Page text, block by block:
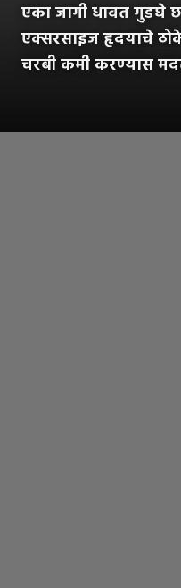
एका जागी धावत गुडघे
एक्सरसाइज हृदयाचे
चरबी कमी करण्यास